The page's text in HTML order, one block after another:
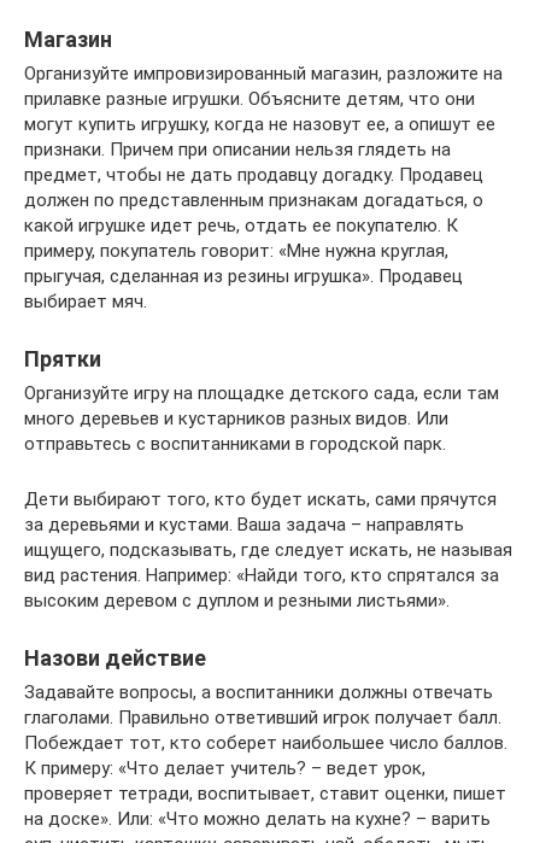
Магазин
Организуйте импровизированный магазин, разложите на
прилавке разные игрушки. Объясните детям, что они
могут купить игрушку, когда не назовут ее, а опишут ее
признаки. Причем при описании нельзя глядеть на
предмет, чтобы не дать продавцу догадку. Продавец
должен по представленным признакам догадаться, о
какой игрушке идет речь, отдать ее покупателю. К
примеру, покупатель говорит: «Мне нужна круглая,
прыгучая, сделанная из резины игрушка». Продавец
выбирает мяч.
Прятки
Организуйте игру на площадке детского сада, если там
много деревьев и кустарников разных видов. Или
отправьтесь с воспитанниками в городской парк.
Дети выбирают того, кто будет искать, сами прячутся
за деревьями и кустами. Ваша задача – направлять
ищущего, подсказывать, где следует искать, не называя
вид растения. Например: «Найди того, кто спрятался за
высоким деревом с дуплом и резными листьями».
Назови действие
Задавайте вопросы, а воспитанники должны отвечать
глаголами. Правильно ответивший игрок получает балл.
Побеждает тот, кто соберет наибольшее число баллов.
К примеру: «Что делает учитель? – ведет урок,
проверяет тетради, воспитывает, ставит оценки, пишет
на доске». Или: «Что можно делать на кухне? – варить